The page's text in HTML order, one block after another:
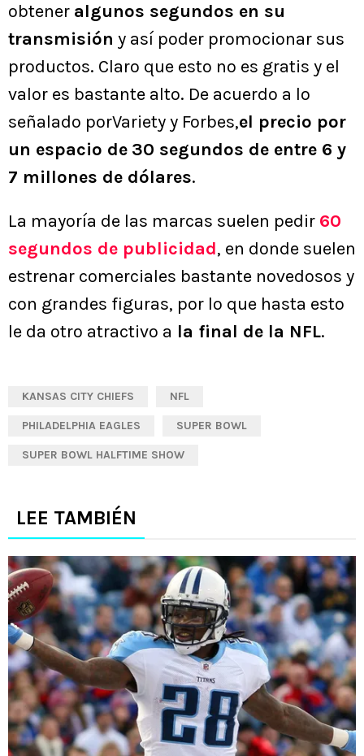
obtener algunos segundos en su
transmisión y así poder promocionar sus
productos. Claro que esto no es gratis y el
valor es bastante alto. De acuerdo a lo
señalado porVariety y Forbes,el precio por
un espacio de 30 segundos de entre 6 y
7 millones de dólares.
La mayoría de las marcas suelen pedir 60
segundos de publicidad, en donde suelen
estrenar comerciales bastante novedosos y
con grandes figuras, por lo que hasta esto
le da otro atractivo a la final de la NFL.
KANSAS CITY CHIEFS NFL
PHILADELPHIA EAGLES SUPER BOWL
SUPER BOWL HALFTIME SHOW
LEE TAMBIÉN